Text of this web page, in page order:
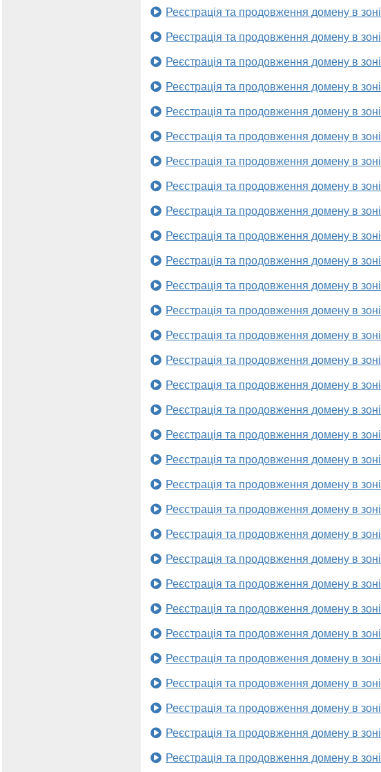
Реєстрація та продовження домену в зоні
Реєстрація та продовження домену в зоні
Реєстрація та продовження домену в зоні
Реєстрація та продовження домену в зоні
Реєстрація та продовження домену в зоні
Реєстрація та продовження домену в зоні
Реєстрація та продовження домену в зоні
Реєстрація та продовження домену в зоні
Реєстрація та продовження домену в зоні
Реєстрація та продовження домену в зоні
Реєстрація та продовження домену в зоні
Реєстрація та продовження домену в зоні
Реєстрація та продовження домену в зоні
Реєстрація та продовження домену в зоні
Реєстрація та продовження домену в зоні
Реєстрація та продовження домену в зоні
Реєстрація та продовження домену в зоні
Реєстрація та продовження домену в зоні
Реєстрація та продовження домену в зоні
Реєстрація та продовження домену в зоні
Реєстрація та продовження домену в зоні
Реєстрація та продовження домену в зоні
Реєстрація та продовження домену в зоні
Реєстрація та продовження домену в зоні
Реєстрація та продовження домену в зоні
Реєстрація та продовження домену в зоні
Реєстрація та продовження домену в зоні
Реєстрація та продовження домену в зоні
Реєстрація та продовження домену в зоні
Реєстрація та продовження домену в зоні
Реєстрація та продовження домену в зоні